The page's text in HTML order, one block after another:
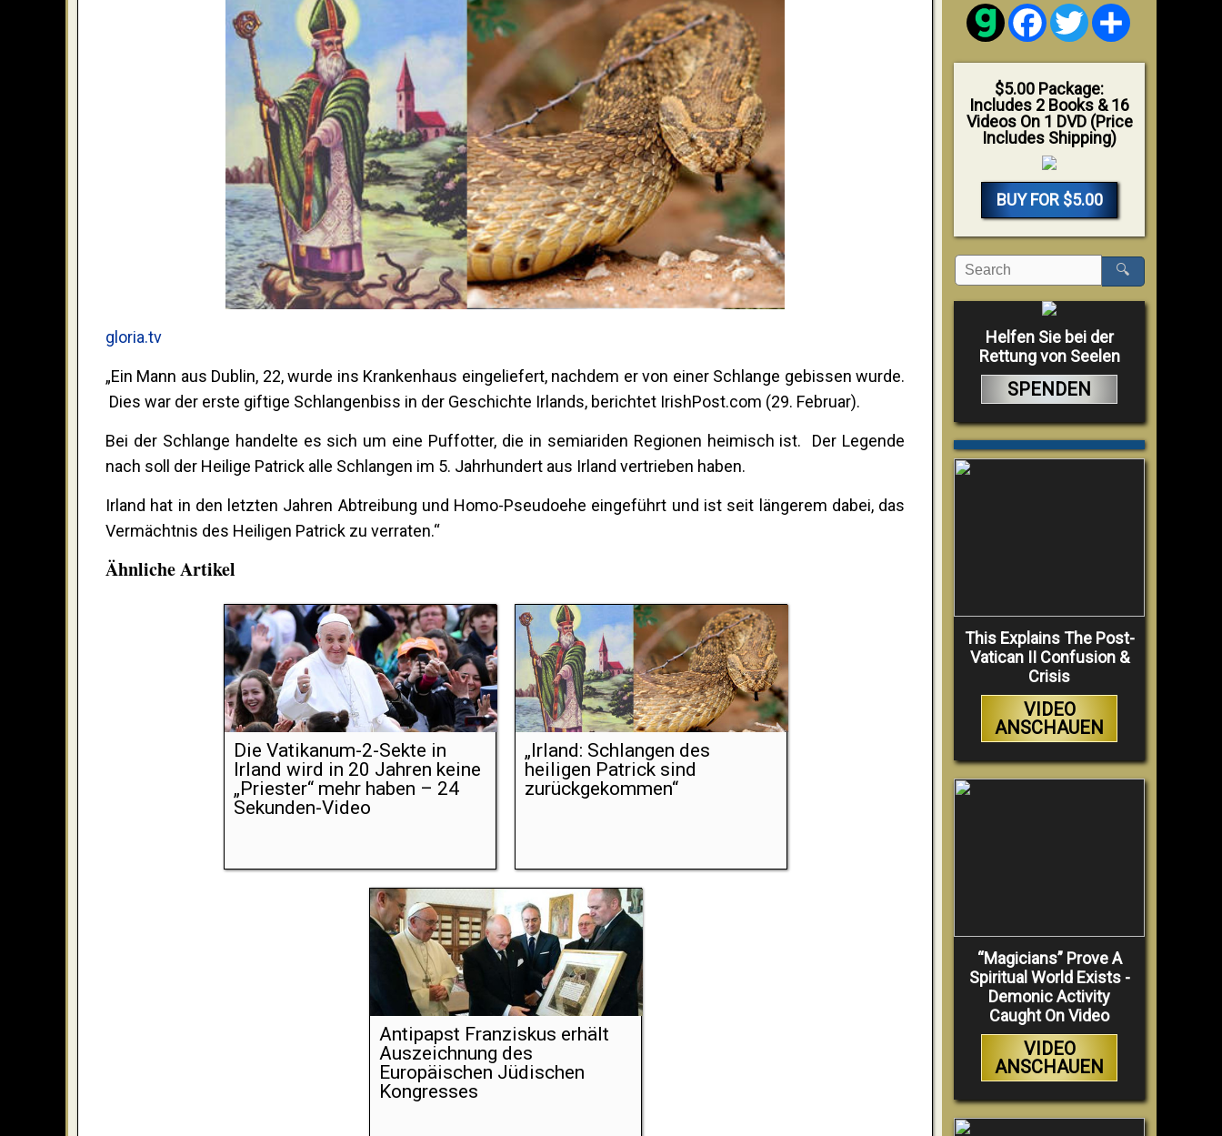
gloria.tv
„Ein Mann aus Dublin, 22, wurde ins Krankenhaus eingeliefert, nachdem er von einer Schlange gebissen wurde.
Dies war der erste giftige Schlangenbiss in der Geschichte Irlands, berichtet IrishPost.com (29. Februar).
Bei der Schlange handelte es sich um eine Puffotter, die in semiariden Regionen heimisch ist. Der Legende
nach soll der Heilige Patrick alle Schlangen im 5. Jahrhundert aus Irland vertrieben haben.
Irland hat in den letzten Jahren Abtreibung und Homo-Pseudoehe eingeführt und ist seit längerem dabei, das
Vermächtnis des Heiligen Patrick zu verraten.“
Ähnliche Artikel
Die Vatikanum-2-Sekte in
Irland wird in 20 Jahren keine
„Priester“ mehr haben – 24
Sekunden-Video
„Irland: Schlangen des
heiligen Patrick sind
zurückgekommen“
Antipapst Franziskus erhält
Auszeichnung des
Europäischen Jüdischen
Kongresses
FacebookTwitter
$5.00 Package:
Includes 2 Books & 16
Videos On 1 DVD (Price
Includes Shipping)
BUY FOR $5.00
🔍
Helfen Sie bei der
Rettung von Seelen
SPENDEN
This Explains The Post-
Vatican II Confusion &
Crisis
VIDEO
ANSCHAUEN
“Magicians” Prove A
Spiritual World Exists -
Demonic Activity
Caught On Video
VIDEO
ANSCHAUEN